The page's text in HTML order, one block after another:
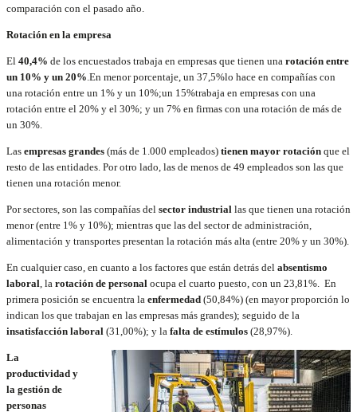
comparación con el pasado año.
Rotación en la empresa
El 40,4% de los encuestados trabaja en empresas que tienen una rotación entre
un 10% y un 20%.En menor porcentaje, un 37,5%lo hace en compañías con
una rotación entre un 1% y un 10%;un 15%trabaja en empresas con una
rotación entre el 20% y el 30%; y un 7% en firmas con una rotación de más de
un 30%.
Las empresas grandes (más de 1.000 empleados) tienen mayor rotación que el
resto de las entidades. Por otro lado, las de menos de 49 empleados son las que
tienen una rotación menor.
Por sectores, son las compañías del sector industrial las que tienen una rotación
menor (entre 1% y 10%); mientras que las del sector de administración,
alimentación y transportes presentan la rotación más alta (entre 20% y un 30%).
En cualquier caso, en cuanto a los factores que están detrás del absentismo
laboral , la rotación de personal ocupa el cuarto puesto, con un 23,81%. En
primera posición se encuentra la enfermedad (50,84%) (en mayor proporción lo
indican los que trabajan en las empresas más grandes); seguido de la
insatisfacción laboral (31,00%); y la falta de estímulos (28,97%).
La
productividad y
la gestión de
personas